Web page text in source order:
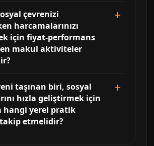
çevrenizi
harcamalarınızı
için fiyat-performans
en makul aktiviteler
taşınan biri, sosyal
hızla geliştirmek için
hangi yerel pratik
takip etmelidir?